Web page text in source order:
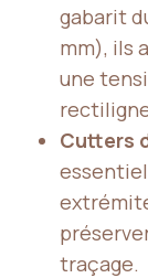
gabarit
mm), ils
une
Cutters
traçage.